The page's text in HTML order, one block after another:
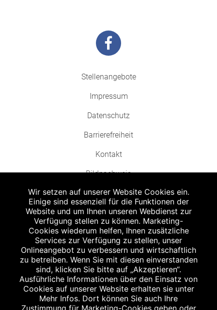
Stellenangebote
Impressum
Datenschutz
Barrierefreiheit
Kontakt
Bildnachweis
Abgabe in haushaltsüblichen Mengen, solange der Vorrat reicht. Für Druck-
und Satzfehler keine Haftung.
Zu Risiken und Nebenwirkungen lesen Sie die Packungsbeilage und fragen
Sie Ihren Arzt oder Apotheker.
Angabe nach der deutschen Arzneimitteltaxe Apothekenerstattungspreis
(AEP). Der AEP ist keine unverbindliche Preisempfehlung der Hersteller. Der
AEP ist ein von den Apotheken in Ansatz gebrachter Preis für rezeptfreie
Arzneimittel. Er entspricht in der Höhe dem für Apotheken verbindlichen
Abgabepreis, zu dem eine Apotheke in bestimmten Fällen (z.B. bei Kindern
unter 12 Jahren) das Produkt mit der gesetzlichen Krankenversicherung
Wir setzen auf unserer Website Cookies ein.
Einige sind essenziell für die Funktionen der
Website und um Ihnen unseren Webdienst zur
Verfügung stellen zu können. Marketing-
Cookies wiederum helfen, Ihnen zusätzliche
Services zur Verfügung zu stellen, unser
Onlineangebot zu verbessern und wirtschaftlich
zu betreiben. Wenn Sie mit diesen einverstanden
sind, klicken Sie bitte auf „Akzeptieren“.
Ausführliche Informationen über den Einsatz von
Cookies auf unserer Website erhalten sie unter
Mehr Infos. Dort können Sie auch Ihre
Zustimmung für Marketing-Cookies geben oder